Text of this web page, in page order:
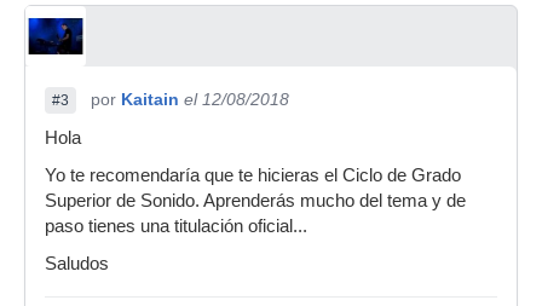
#3 por Kaitain el 12/08/2018
Hola
Yo te recomendaría que te hicieras el Ciclo de Grado
Superior de Sonido. Aprenderás mucho del tema y de
paso tienes una titulación oficial...
Saludos